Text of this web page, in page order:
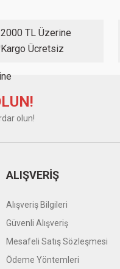
2000 TL Üzerine
Kargo Ücretsiz
olun!
ALIŞVERİŞ
Alışveriş Bilgileri
Güvenli Alışveriş
Mesafeli Satış Sözleşmesi
Ödeme Yöntemleri